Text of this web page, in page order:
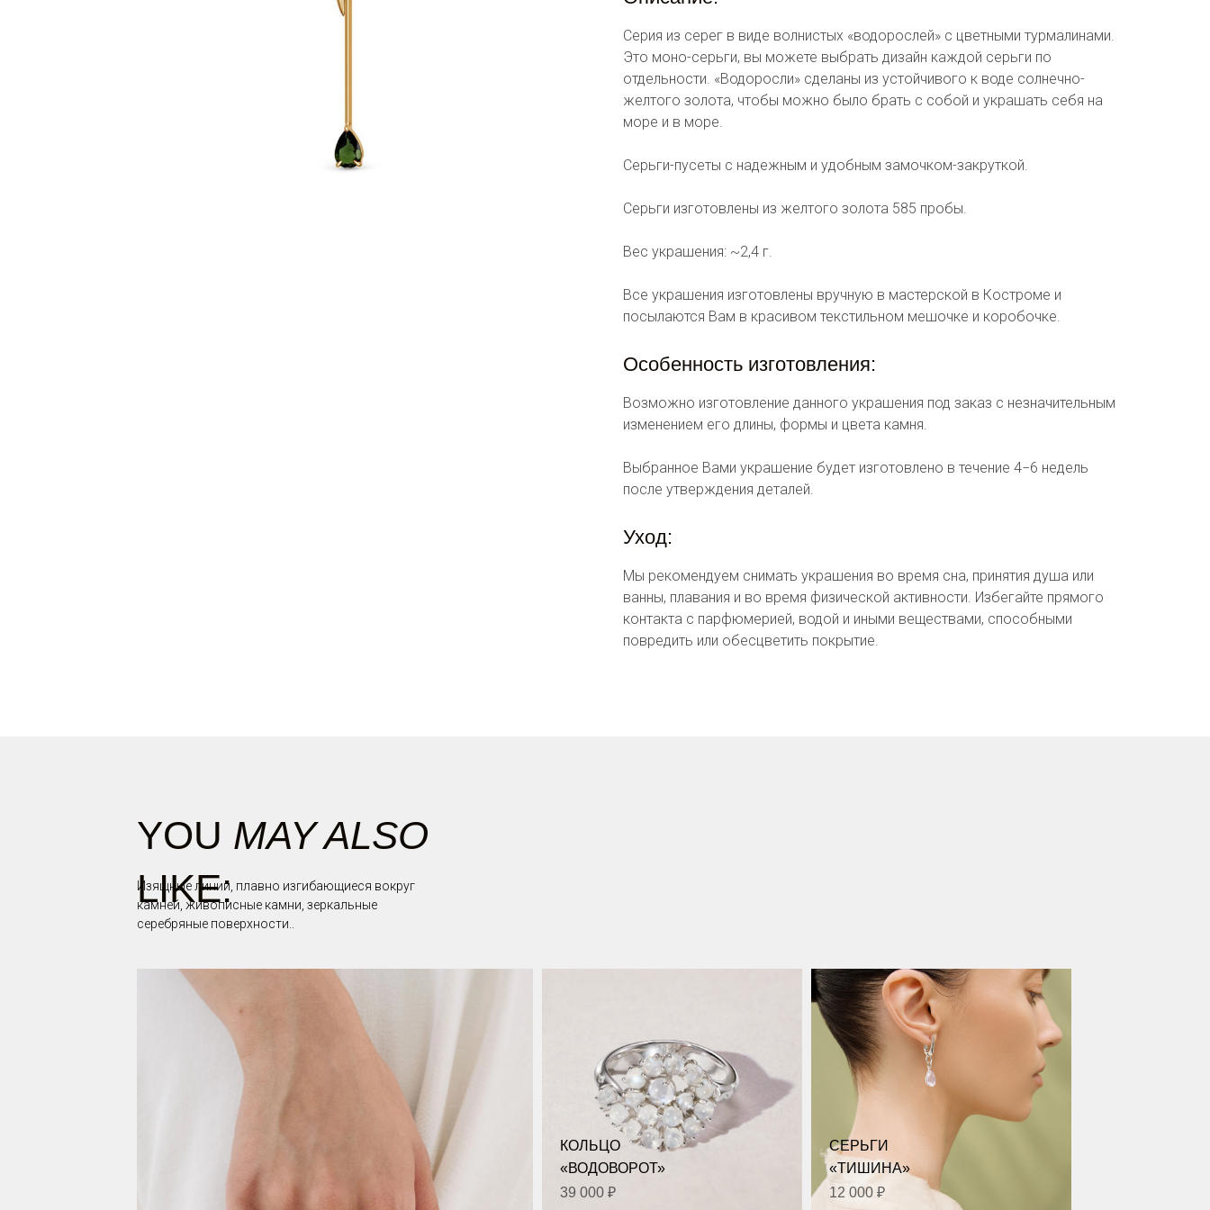
Мы рекомендуем снимать украшения во время сна, принятия душа или
ванны, плавания и во время физической активности. Избегайте прямого
контакта с парфюмерией, водой и иными веществами, способными
повредить или обесцветить покрытие.
Уход:
Возможно изготовление данного украшения под заказ с незначительным
изменением его длины, формы и цвета камня.
Выбранное Вами украшение будет изготовлено в течение 4−6 недель
после утверждения деталей.
Особенность изготовления:
Серия из серег в виде волнистых «водорослей» с цветными турмалинами.
Это моно-серьги, вы можете выбрать дизайн каждой серьги по
отдельности. «Водоросли» сделаны из устойчивого к воде солнечно-
желтого золота, чтобы можно было брать с собой и украшать себя на
море и в море.
Серьги-пусеты с надежным и удобным замочком-закруткой.
Серьги изготовлены из желтого золота 585 пробы.
Вес украшения: ~2,4 г.
Все украшения изготовлены вручную в мастерской в Костроме и
посылаются Вам в красивом текстильном мешочке и коробочке.
39 000 ₽ 12 000 ₽
СЕРЬГИ
«ТИШИНА»
КОЛЬЦО
«ВОДОВОРОТ»
Изящные линии, плавно изгибающиеся вокруг
камней, живописные камни, зеркальные
серебряные поверхности..
YOU MAY ALSO
LIKE: